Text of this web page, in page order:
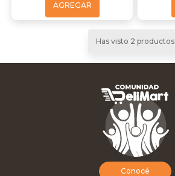
AGREGAR
Has visto 2 productos
Conocé